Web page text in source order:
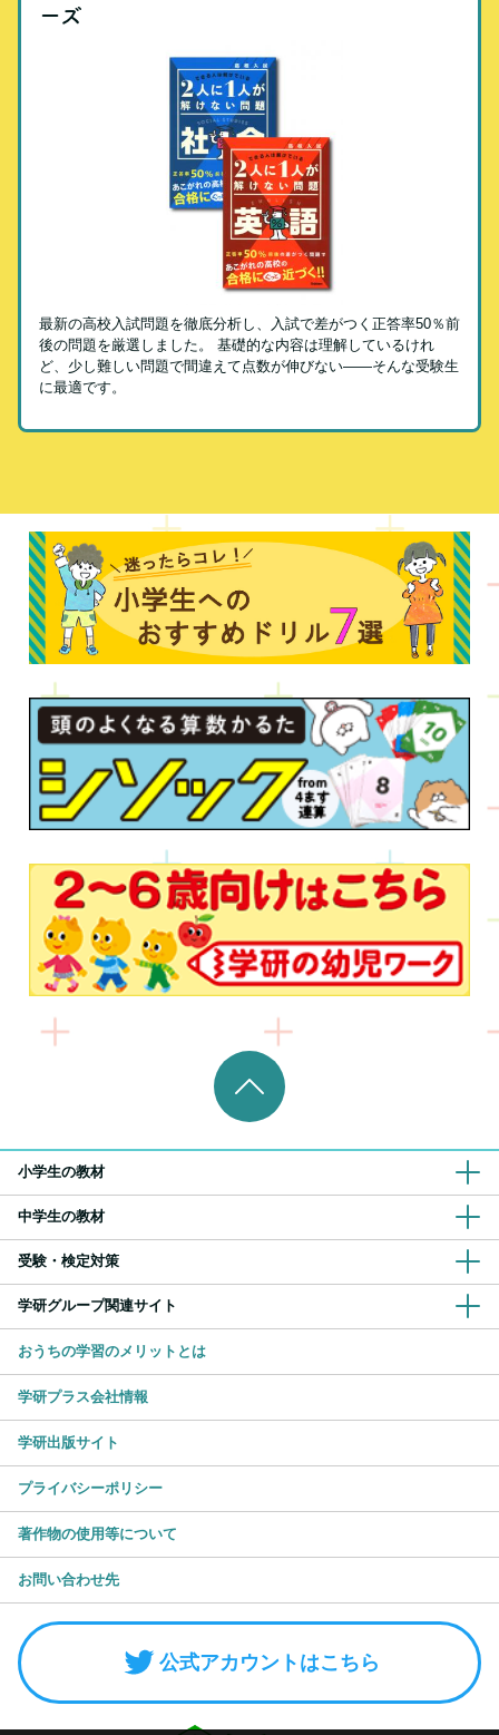
ーズ
最新の高校入試問題を徹底分析し、入試で差がつく正答率50％前
後の問題を厳選しました。 基礎的な内容は理解しているけれ
ど、少し難しい問題で間違えて点数が伸びない――そんな受験生
に最適です。
小学生の教材
中学生の教材
受験・検定対策
学研グループ関連サイト
おうちの学習のメリットとは
学研プラス会社情報
学研出版サイト
プライバシーポリシー
著作物の使用等について
お問い合わせ先
公式アカウントはこちら